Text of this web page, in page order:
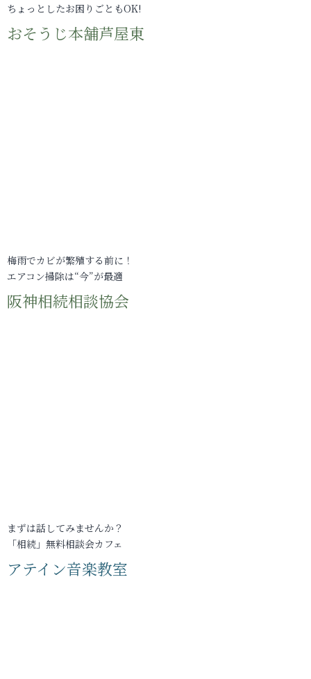
ちょっとしたお困りごともOK!
おそうじ本舗芦屋東
梅雨でカビが繁殖する前に！
エアコン掃除は“今”が最適
阪神相続相談協会
まずは話してみませんか？
「相続」無料相談会カフェ
アテイン音楽教室